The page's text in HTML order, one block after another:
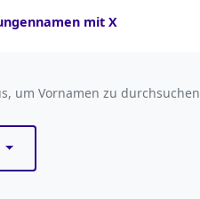
mit X
filtern
um Vornamen zu durchsuchen